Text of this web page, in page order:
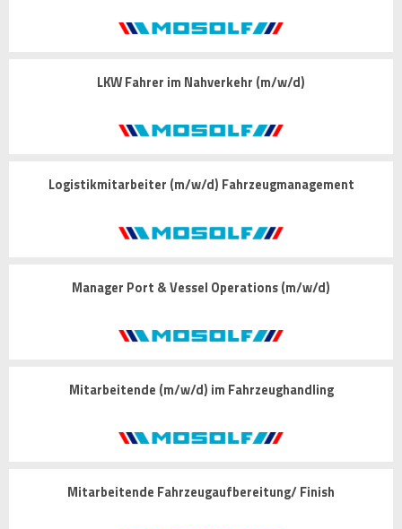
LKW Fahrer im Nahverkehr (m/w/d)
Logistikmitarbeiter (m/w/d) Fahrzeugmanagement
Manager Port & Vessel Operations (m/w/d)
Mitarbeitende (m/w/d) im Fahrzeughandling
Mitarbeitende Fahrzeugaufbereitung/ Finish